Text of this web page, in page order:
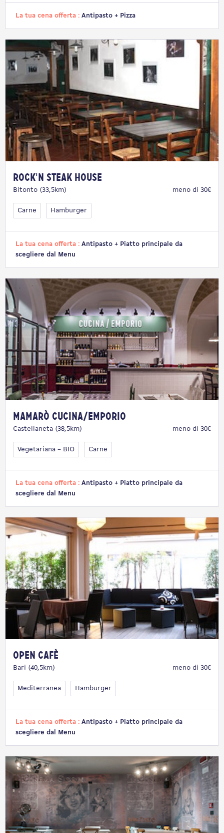
La tua cena offerta : Antipasto + Pizza
Rock'n Steak House
Bitonto (33,5km) meno di 30€
Carne Hamburger
La tua cena offerta : Antipasto + Piatto principale da
scegliere dal Menu
Mamarò Cucina/Emporio
Castellaneta (38,5km) meno di 30€
Vegetariana – BIO Carne
La tua cena offerta : Antipasto + Piatto principale da
scegliere dal Menu
Open Cafè
Bari (40,5km) meno di 30€
Mediterranea Hamburger
La tua cena offerta : Antipasto + Piatto principale da
scegliere dal Menu